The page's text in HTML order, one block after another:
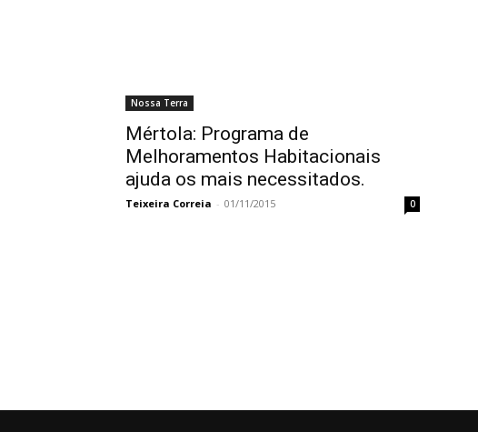
Nossa Terra
Mértola: Programa de
Melhoramentos Habitacionais
ajuda os mais necessitados.
Teixeira Correia - 01/11/2015 0